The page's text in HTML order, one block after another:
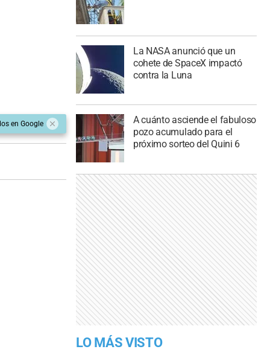
en Google
La NASA anunció que un
cohete de SpaceX impactó
contra la Luna
A cuánto asciende el fabuloso
pozo acumulado para el
próximo sorteo del Quini 6
LO MÁS VISTO